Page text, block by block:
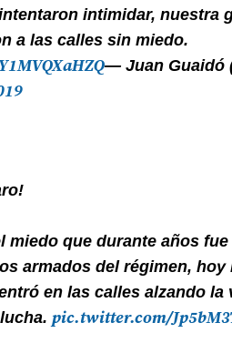
intimidar, nuestra
a las calles sin miedo.
— Juan Guaidó
miedo que durante años
armados del régimen, hoy
en las calles alzando la
pic.twitter.com/